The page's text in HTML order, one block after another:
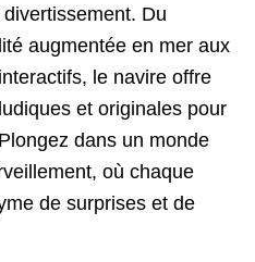
Du
augmentée en mer aux
le navire offre
et originales pour
dans un monde
où chaque
de surprises et de